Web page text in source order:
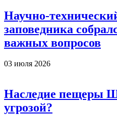
Научно-
заповедника
важных вопросов
03 июля 2026
Наследие пещеры
угрозой?